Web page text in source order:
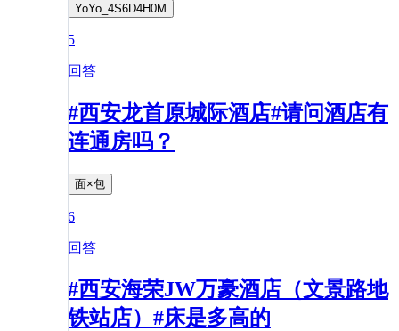
YoYo_4S6D4H0M
5
回答
#西安龙首原城际酒店#请问酒店有
连通房吗？
面×包
6
回答
#西安海荣JW万豪酒店（文景路地
铁站店）#床是多高的